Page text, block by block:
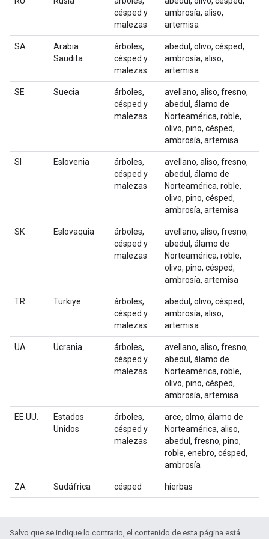
césped y
malezas
ambrosía, aliso,
artemisa
SA
Arabia
Saudita
árboles,
césped y
malezas
abedul, olivo, césped,
ambrosía, aliso,
artemisa
SE Suecia
árboles,
césped y
malezas
avellano, aliso, fresno,
abedul, álamo de
Norteamérica, roble,
olivo, pino, césped,
ambrosía, artemisa
SI Eslovenia
árboles,
césped y
malezas
avellano, aliso, fresno,
abedul, álamo de
Norteamérica, roble,
olivo, pino, césped,
ambrosía, artemisa
SK Eslovaquia
árboles,
césped y
malezas
avellano, aliso, fresno,
abedul, álamo de
Norteamérica, roble,
olivo, pino, césped,
ambrosía, artemisa
TR Türkiye
árboles,
césped y
malezas
abedul, olivo, césped,
ambrosía, aliso,
artemisa
UA Ucrania
árboles,
césped y
malezas
avellano, aliso, fresno,
abedul, álamo de
Norteamérica, roble,
olivo, pino, césped,
ambrosía, artemisa
EE.UU.
Estados
Unidos
árboles,
césped y
malezas
arce, olmo, álamo de
Norteamérica, aliso,
abedul, fresno, pino,
roble, enebro, césped,
ambrosía
ZA Sudáfrica césped hierbas
Salvo que se indique lo contrario, el contenido de esta página está